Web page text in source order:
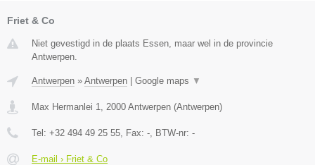
Friet & Co
Niet gevestigd in de plaats Essen, maar wel in de provincie
Antwerpen.
Antwerpen » Antwerpen Google maps ▼
Max Hermanlei 1 2000 Antwerpen (Antwerpen)
Tel: +32 494 49 25 55 , Fax: - , BTW-nr: -
E-mail › Friet & Co